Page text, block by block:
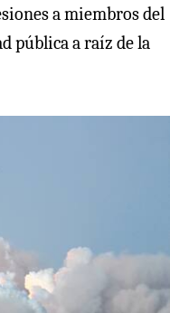
a miembros del
pública a raíz de la